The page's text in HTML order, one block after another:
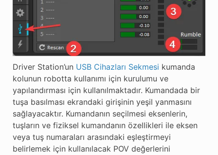
Driver Station’un USB Cihazları Sekmesi kumanda
kolunun robotta kullanımı için kurulumu ve
yapılandırması için kullanılmaktadır. Kumandada bir
tuşa basılması ekrandaki girişinin yeşil yanmasını
sağlayacaktır. Kumandanın seçilmesi eksenlerin,
tuşların ve fiziksel kumandanın özellikleri ile eksen
veya tuş numaraları arasındaki eşleştirmeyi
belirlemek için kullanılacak POV değerlerini